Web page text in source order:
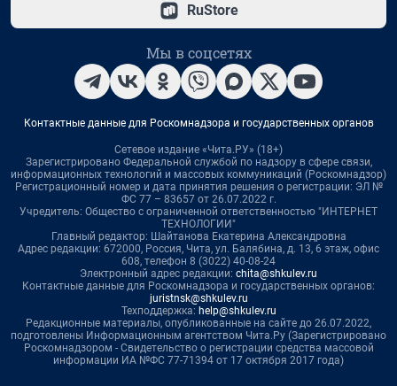
RuStore
Мы в соцсетях
Контактные данные для Роскомнадзора и государственных органов
Сетевое издание «Чита.РУ» (18+)
Зарегистрировано Федеральной службой по надзору в сфере связи,
информационных технологий и массовых коммуникаций (Роскомнадзор)
Регистрационный номер и дата принятия решения о регистрации: ЭЛ №
ФС 77 – 83657 от 26.07.2022 г.
Учредитель: Общество с ограниченной ответственностью "ИНТЕРНЕТ
ТЕХНОЛОГИИ"
Главный редактор: Шайтанова Екатерина Александровна
Адрес редакции: 672000, Россия, Чита, ул. Балябина, д. 13, 6 этаж, офис
608, телефон 8 (3022) 40-08-24
Электронный адрес редакции: chita@shkulev.ru
Контактные данные для Роскомнадзора и государственных органов:
juristnsk@shkulev.ru
Техподдержка: help@shkulev.ru
Редакционные материалы, опубликованные на сайте до 26.07.2022,
подготовлены Информационным агентством Чита.Ру (Зарегистрировано
Роскомнадзором - Свидетельство о регистрации средства массовой
информации ИА №ФС 77-71394 от 17 октября 2017 года)